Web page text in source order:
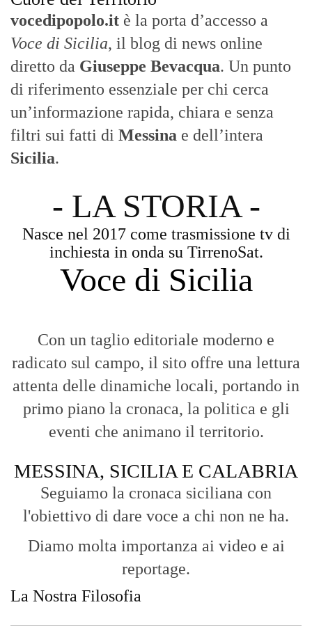
vocedipopolo.it è la porta d’accesso a
Voce di Sicilia, il blog di news online
diretto da Giuseppe Bevacqua. Un punto
di riferimento essenziale per chi cerca
un’informazione rapida, chiara e senza
filtri sui fatti di Messina e dell’intera
Sicilia.
- LA STORIA -
Nasce nel 2017 come trasmissione tv di
inchiesta in onda su TirrenoSat.
Voce di Sicilia
Con un taglio editoriale moderno e
radicato sul campo, il sito offre una lettura
attenta delle dinamiche locali, portando in
primo piano la cronaca, la politica e gli
eventi che animano il territorio.
MESSINA, SICILIA E CALABRIA
Seguiamo la cronaca siciliana con
l'obiettivo di dare voce a chi non ne ha.
Diamo molta importanza ai video e ai
reportage.
La Nostra Filosofia